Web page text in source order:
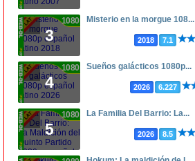
3
1080p Misterio en la morgue 108...
2018 7.1
4
1080p Sueños galácticos 1080p...
2026 6.227
5
1080p La Familia Del Barrio: La...
2026 8.5